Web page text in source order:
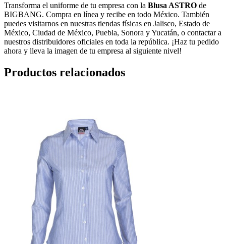
Transforma el uniforme de tu empresa con la Blusa ASTRO de
BIGBANG. Compra en línea y recibe en todo México. También
puedes visitarnos en nuestras tiendas físicas en Jalisco, Estado de
México, Ciudad de México, Puebla, Sonora y Yucatán, o contactar a
nuestros distribuidores oficiales en toda la república. ¡Haz tu pedido
ahora y lleva la imagen de tu empresa al siguiente nivel!
Productos relacionados